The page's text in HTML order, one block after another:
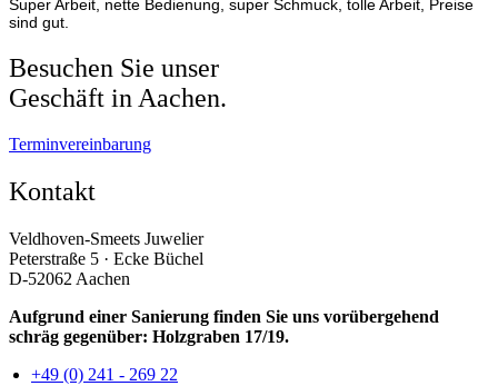
Super Arbeit, nette Bedienung, super Schmuck, tolle Arbeit, Preise
sind gut.
Besuchen Sie unser
Geschäft in Aachen.
Terminvereinbarung
Kontakt
Veldhoven-Smeets Juwelier
Peterstraße 5 · Ecke Büchel
D-52062 Aachen
Aufgrund einer Sanierung finden Sie uns vorübergehend
schräg gegenüber: Holzgraben 17/19.
+49 (0) 241 - 269 22